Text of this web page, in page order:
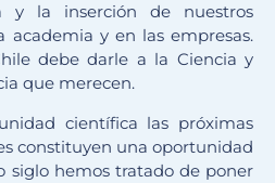
y la inserción de nuestros
academia y en las empresas.
debe darle a la Ciencia y
que merecen.
científica las próximas
constituyen una oportunidad
siglo hemos tratado de poner